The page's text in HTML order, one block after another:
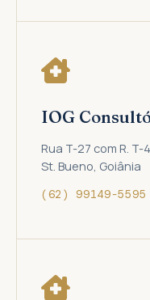
IOG
Rua T-27 com R. T-
St. Bueno, Goiânia
(62) 99149-5595